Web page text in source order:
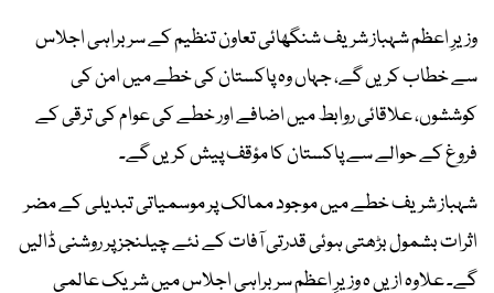
وزیرِ اعظم شہباز شریف شنگھائی تعاون تنظیم کے سربراہی اجلاس
سے خطاب کریں گے، جہاں وہ پاکستان کی خطے میں امن کی
کوششوں، علاقائی روابط میں اضافے اور خطے کی عوام کی ترقی کے
فروغ کے حوالے سے پاکستان کا مؤقف پیش کریں گے۔
شہباز شریف خطے میں موجود ممالک پر موسمیاتی تبدیلی کے مضر
اثرات بشمول بڑھتی ہوئی قدرتی آفات کے نئے چیلنجز پر روشنی ڈالیں
گے۔ علاوہ ازیں ہ وزیرِ اعظم سربراہی اجلاس میں شریک عالمی